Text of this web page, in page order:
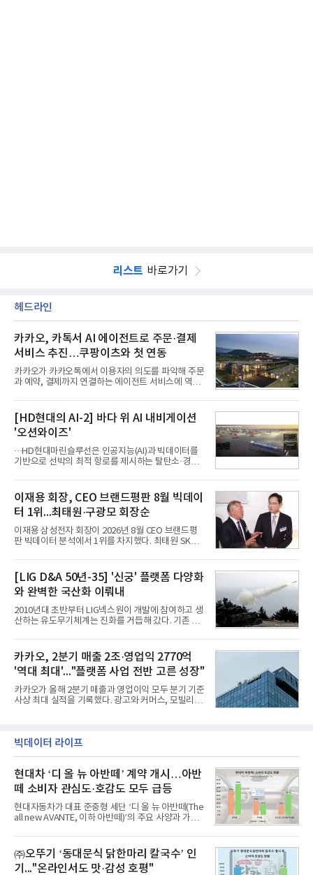
리스트 바로가기
헤드라인
카카오, 카톡서 AI 에이전트로 주문·결제
서비스 추진…쿠팡이츠와 첫 연동
카카오가 카카오톡에서 이용자의 의도를 파악해 주문
과 예약, 결제까지 연결하는 에이전트 서비스에 역량
행 등으로 적용 범위를 넓혀 AI를 새로운 톡비즈 성장
축으로 만들겠다는 구상이다.정신아 카카오 대표는 6
일 열린 2분기 실적 발표 컨퍼런스콜에서 "AI는 톡비
즈 성장 재점화의 핵심이자 주요 매출원으로 자리 잡
을 것"이라며 이같은 AI 사업 전략을 공개했다. 카카
오는 이날 함께 발표한 2분기 연결 매출이 전년 동기
대비 9% 증가한 2조985억원, 영업이익은 36% 늘어
17% 증가하
[HD현대의 AI-2] 바다 위 AI 내비게이션
'오션와이즈'
···HD현대마린슬루선은 인공지능(AI)과 빅데이터를
기반으로 선박의 최적 항로를 제시하는 탈탄소·경제
장비 설치 없이 일고리즘 만으로 선박의 탄소 배출량
을 모니터링 및 예측하며, 연료 소비를 최소화하는 운
항 가이드라인을 제공한다.오션와이즈의 핵심 기능은
CI(탄소집약도지수) 실시간 관리 예측, 시 기반 최적
항로 추천, 선단 관리 등이다. HD현대오일뱅크와의
실증에서는 총 13개 구간, 10만6000km 항해를 통해
평균 5.3%의 연료 질감 효과를 입증했다. 이는 연간 1
의 핵심
이재용 회장, CEO 브랜드평판 8월 빅데이
터 1위...최태원·구광모 회장순
이재용 삼성전자 회장이 2026년 8월 CEO 브랜드평
판 빅데이터 분석에서 1위를 차지했다. 최태원 SK그
국기업평판연구소(소장 구창환)는 빅데이터뉴스와
함께 60명의 CEO 브랜드를 대상으로 2026년 7월 6
일부터 8월 6일까지 수집된 소비자 빅데이터
7,395,735건을 분석한 결과, 삼성 이재용 회장이 브
랜드평판지수 1,984,715를 기록하며 8월 1위에 올랐
다고 밝혔다. 분석에 활용된 빅데이터는 지난 7월
(14,233,797건) 대비 48.04% 감소한 수치다.8월
김승연, 이재현, 강호동, 김범수, 양종
[LIG D&A 50년-35] '신궁' 플랫폼 다양화
와 완벽한 국산화 이뤄내
2010년대 초반부터 LIG넥스원이 개발에 참여하고 생
산하는 유도무기체계는 진화를 거듭해 갔다. 기존 무
용도가 떨어지는 재래식 무기를 새롭게 활용하는 방
안이 강구됐다. 또 핵심 구성품 국산화를 통해 수출상
의 제약을 해소하고자 노력했다. 이러한 LIG넥스원의
신기술 개발 성과가 집약된 무기체계가 바로 휴대용
지대공 유도무기 ‘신궁’이다.신궁은 이미 2009년 수
출을 위한 개량형 멀티런처 개발을 완료함으로써 기
능 다양화와 계열화 가능성을 선보인 바 있었다. 이번
부터 진행됐
카카오, 2분기 매출 2조·영업익 2770억
'역대 최대'..."플랫폼 사업 전반 고른 성장"
카카오가 올해 2분기 매출과 영업이익 모두 분기 기준
사상 최대 실적을 기록했다. 광고와 커머스, 모빌리
전년 동기 대비 매출은 9%, 영업이익은 36% 늘어난
한 기준으로 산출됐다. 지난해 2분기 매출은 1조9175
억원, 영업이익은 2039억원이었다.플랫폼 부문 매출
은 1조2303억원으로 전년 동기 대비 17% 증가했다.
카카오톡 내 광고와 커머스 사업을 아우르는 톡비즈
매출은 6432억원
빅데이터 라이프
현대차 ‘디 올 뉴 아반떼’ 계약 개시…아반
떼 소비자 관심도·호감도 모두 급등
현대자동차가 대표 준중형 세단 ‘디 올 뉴 아반떼(The
all new AVANTE, 이하 아반떼)’의 주요 사양과 가격
떼는 6년 만에 선보이는 8세대 완전변경 모델로, ▲정
교한 선과 면을 중심으로 완성한 파격적인 디자인 ▲
과거 중형 세단 수준으로 확대된 차체 제원 ▲글로벌
최고 수준의 안전성 ▲성능과 효율을 동시에 높인 주
㈜오뚜기 ‘동대문식 닭한마리 칼국수’ 인
기..."온라인서도 맛·감성 호평"